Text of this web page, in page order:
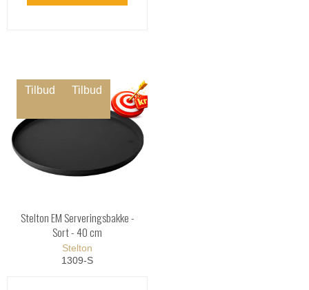
Tilbud Tilbud
Stelton EM Serveringsbakke -
Sort - 40 cm
Stelton
1309-S